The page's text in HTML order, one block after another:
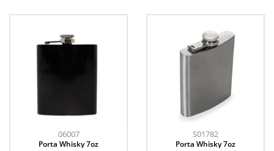
06007
Porta Whisky 7oz
S01782
Porta Whisky 7oz